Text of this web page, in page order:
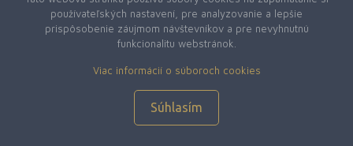
|Webová stránka od M-Create
používateľských nastavení, pre analyzovanie a lepšie
prispôsobenie záujmom návštevníkov a pre nevyhnutnú
funkcionalitu webstránok.
Viac informácií o súboroch cookies
Súhlasím